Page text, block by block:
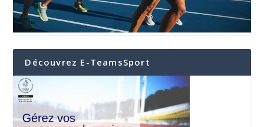
Découvrez E-TeamsSport